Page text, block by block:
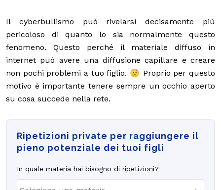
Il cyberbullismo può rivelarsi decisamente più
pericoloso di quanto lo sia normalmente questo
fenomeno. Questo perché il materiale diffuso in
internet può avere una diffusione capillare e creare
non pochi problemi a tuo figlio. 😟 Proprio per questo
motivo è importante tenere sempre un occhio aperto
su cosa succede nella rete.
Ripetizioni private per raggiungere il
pieno potenziale dei tuoi figli
In quale materia hai bisogno di ripetizioni?